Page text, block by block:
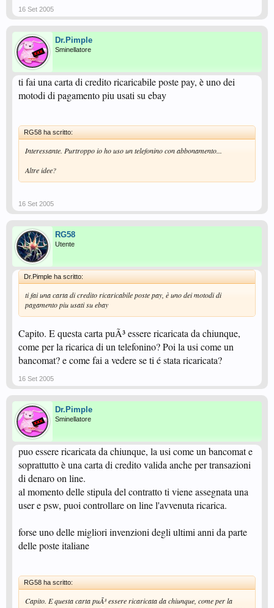
16 Set 2005
Dr.Pimple
Sminellatore
ti fai una carta di credito ricaricabile poste pay, è uno dei
motodi di pagamento piu usati su ebay
RG58 ha scritto:
Interessante. Purtroppo io ho uso un telefonino con abbonamento...
Altre idee?
16 Set 2005
RG58
Utente
Dr.Pimple ha scritto:
ti fai una carta di credito ricaricabile poste pay, è uno dei motodi di
pagamento piu usati su ebay
Capito. E questa carta puÃ³ essere ricaricata da chiunque,
come per la ricarica di un telefonino? Poi la usi come un
bancomat? e come fai a vedere se ti é stata ricaricata?
16 Set 2005
Dr.Pimple
Sminellatore
puo essere ricaricata da chiunque, la usi come un bancomat e
soprattutto è una carta di credito valida anche per transazioni
di denaro on line.
al momento delle stipula del contratto ti viene assegnata una
user e psw, puoi controllare on line l'avvenuta ricarica.
forse uno delle migliori invenzioni degli ultimi anni da parte
delle poste italiane
RG58 ha scritto:
Capito. E questa carta puÃ³ essere ricaricata da chiunque, come per la